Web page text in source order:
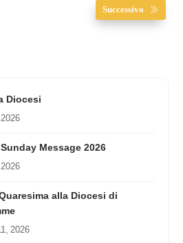
Successivo
Diocesi
Message 2026
alla Diocesi di
2026